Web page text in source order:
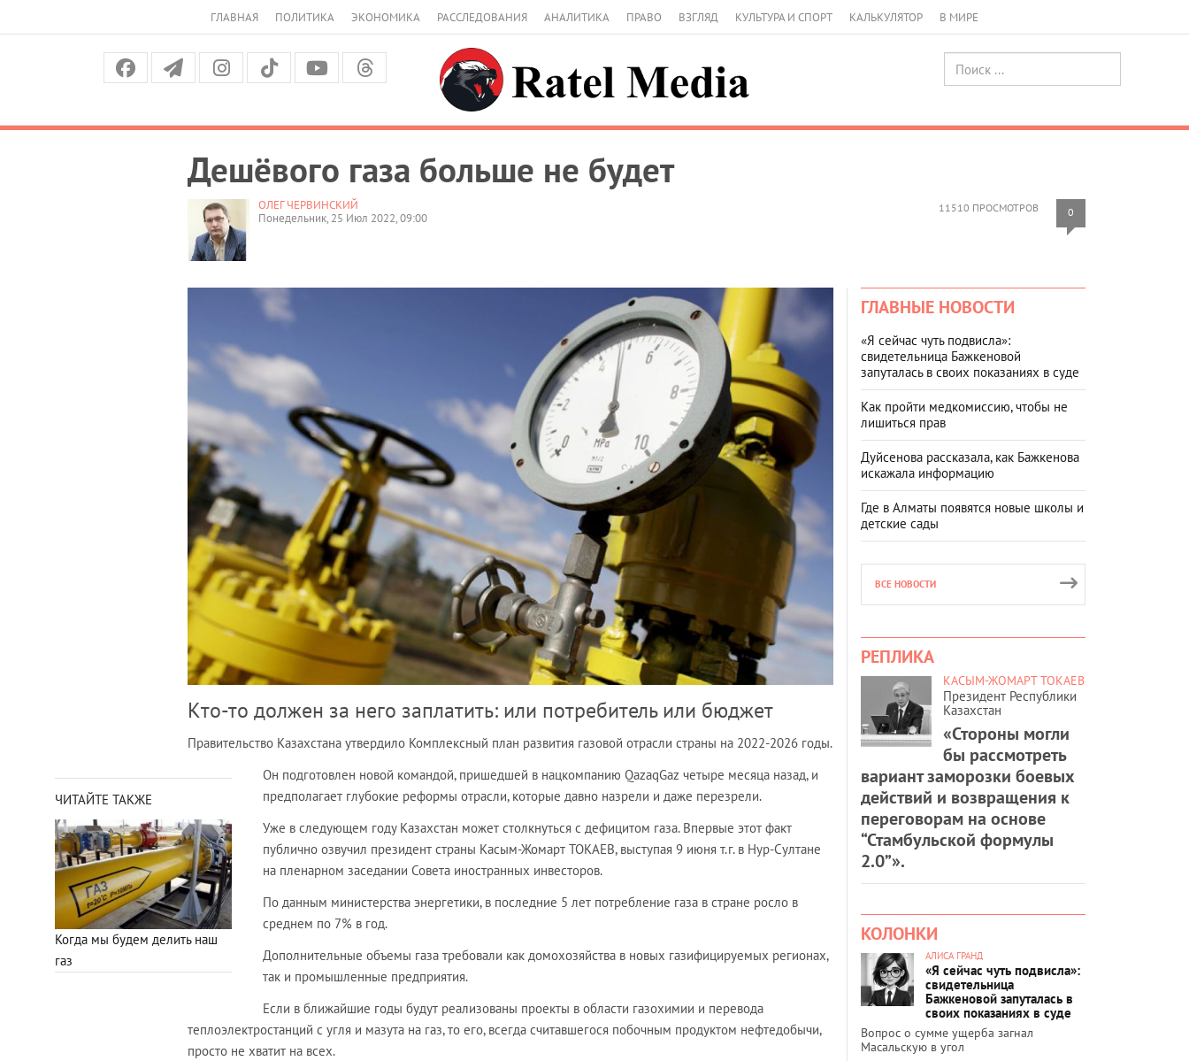
ГЛАВНАЯ ПОЛИТИКА ЭКОНОМИКА РАССЛЕДОВАНИЯ АНАЛИТИКА ПРАВО ВЗГЛЯД КУЛЬТУРА И СПОРТ КАЛЬКУЛЯТОР В МИРЕ
Дешёвого газа больше не будет
11510 ПРОСМОТРОВ 0
ОЛЕГ ЧЕРВИНСКИЙ
Понедельник, 25 Июл 2022, 09:00
Кто-то должен за него заплатить: или потребитель или бюджет
Правительство Казахстана утвердило Комплексный план развития газовой отрасли страны на 2022-2026 годы.
ЧИТАЙТЕ ТАКЖЕ
Когда мы будем делить наш
газ
Он подготовлен новой командой, пришедшей в нацкомпанию QazaqGaz четыре месяца назад, и
предполагает глубокие реформы отрасли, которые давно назрели и даже перезрели.
Уже в следующем году Казахстан может столкнуться с дефицитом газа. Впервые этот факт
публично озвучил президент страны Касым-Жомарт ТОКАЕВ, выступая 9 июня т.г. в Нур-Султане
на пленарном заседании Совета иностранных инвесторов.
По данным министерства энергетики, в последние 5 лет потребление газа в стране росло в
среднем по 7% в год.
Дополнительные объемы газа требовали как домохозяйства в новых газифицируемых регионах,
так и промышленные предприятия.
Если в ближайшие годы будут реализованы проекты в области газохимии и перевода
теплоэлектростанций с угля и мазута на газ, то его, всегда считавшегося побочным продуктом нефтедобычи,
просто не хватит на всех.
ГЛАВНЫЕ НОВОСТИ
«Я сейчас чуть подвисла»:
свидетельница Бажкеновой
запуталась в своих показаниях в суде
Как пройти медкомиссию, чтобы не
лишиться прав
Дуйсенова рассказала, как Бажкенова
искажала информацию
Где в Алматы появятся новые школы и
детские сады
ВСЕ НОВОСТИ
РЕПЛИКА
КАСЫМ-ЖОМАРТ ТОКАЕВ
Президент Республики
Казахстан
«Стороны могли
бы рассмотреть
вариант заморозки боевых
действий и возвращения к
переговорам на основе
“Стамбульской формулы
2.0”».
КОЛОНКИ
АЛИСА ГРАНД
«Я сейчас чуть подвисла»:
свидетельница
Бажкеновой запуталась в
своих показаниях в суде
Вопрос о сумме ущерба загнал
Масальскую в угол